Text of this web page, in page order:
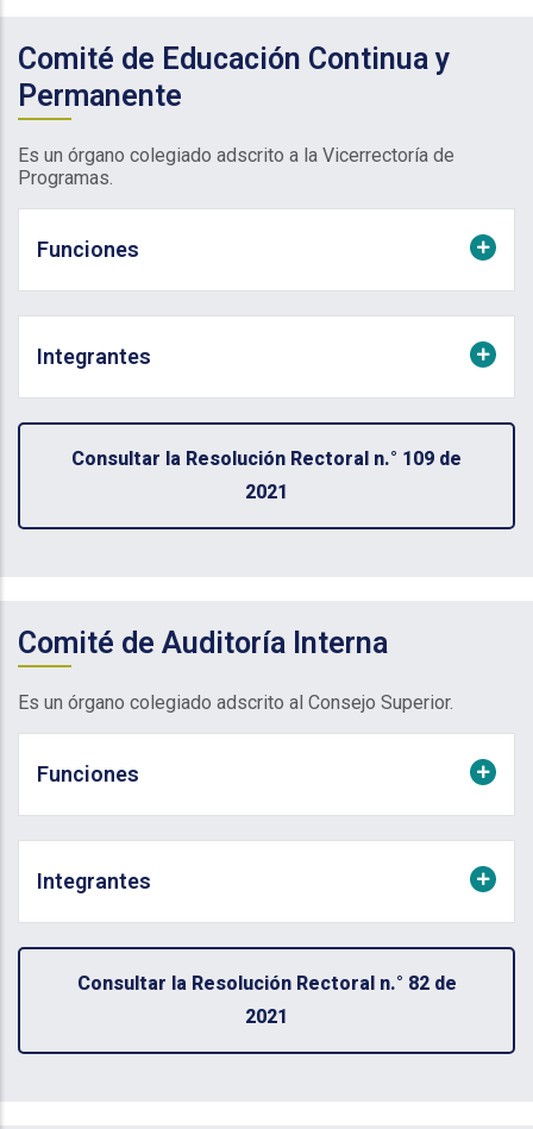
Comité de Educación Continua y
Permanente
Es un órgano colegiado adscrito a la Vicerrectoría de
Programas.
Funciones
Integrantes
Consultar la Resolución Rectoral n.° 109 de
2021
Comité de Auditoría Interna
Es un órgano colegiado adscrito al Consejo Superior.
Funciones
Integrantes
Consultar la Resolución Rectoral n.° 82 de
2021